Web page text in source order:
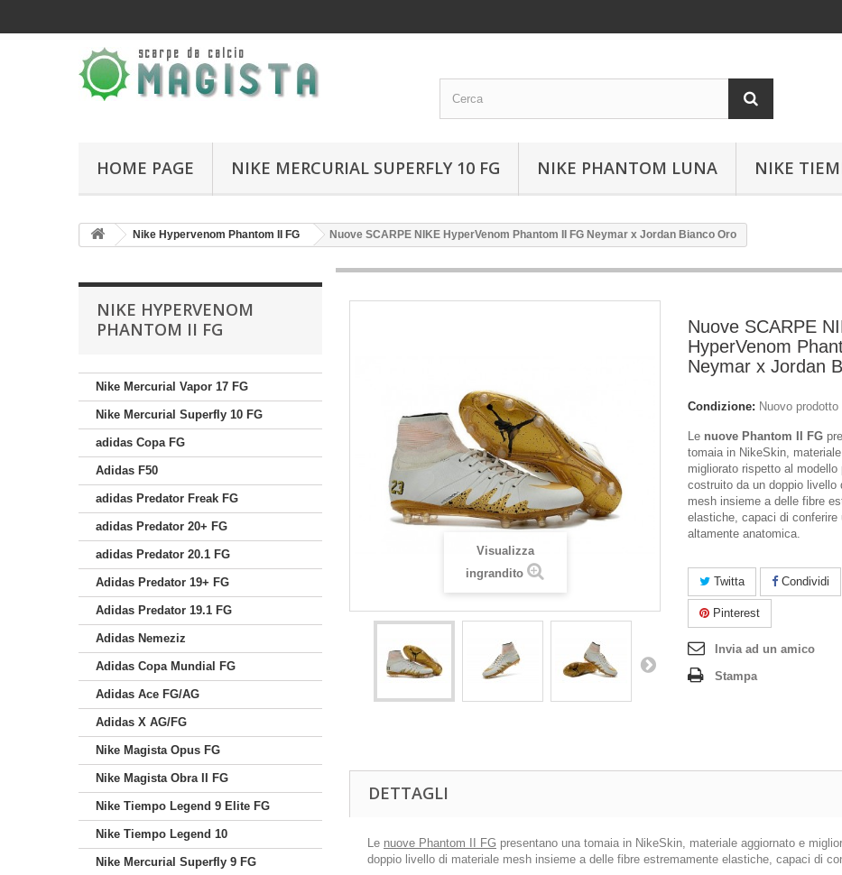
HOME PAGE NIKE MERCURIAL SUPERFLY 10 FG NIKE PHANTOM LUNA NIKE
Nike Hypervenom Phantom II FG Nuove SCARPE NIKE HyperVenom Phantom II FG Neymar x Jordan Bianco Oro
NIKE HYPERVENOM
PHANTOM II FG
Nike Mercurial Vapor 17 FG
Nike Mercurial Superfly 10 FG
adidas Copa FG
Adidas F50
adidas Predator Freak FG
adidas Predator 20+ FG
adidas Predator 20.1 FG
Adidas Predator 19+ FG
Adidas Predator 19.1 FG
Adidas Nemeziz
Adidas Copa Mundial FG
Adidas Ace FG/AG
Adidas X AG/FG
Nike Magista Opus FG
Nike Magista Obra II FG
Nike Tiempo Legend 9 Elite FG
Nike Tiempo Legend 10
Nike Mercurial Superfly 9 FG
Visualizza
ingrandito
Nuove SCARPE
HyperVenom
Neymar x Jordan
Condizione: Nuovo prodotto
Le nuove Phantom II FG
tomaia in NikeSkin,
migliorato rispetto al modello
costruito da un doppio livello
mesh insieme a delle fibre
elastiche, capaci di conferire
altamente anatomica.
Twitta Condividi
Pinterest
Invia ad un amico
Stampa
DETTAGLI
Le nuove Phantom II FG presentano una tomaia in NikeSkin, materiale aggiornato e
doppio livello di materiale mesh insieme a delle fibre estremamente elastiche, capaci di